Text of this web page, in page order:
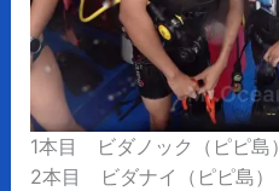
1本目 ビダノック（ピピ島）
2本目 ビダナイ（ピピ島）